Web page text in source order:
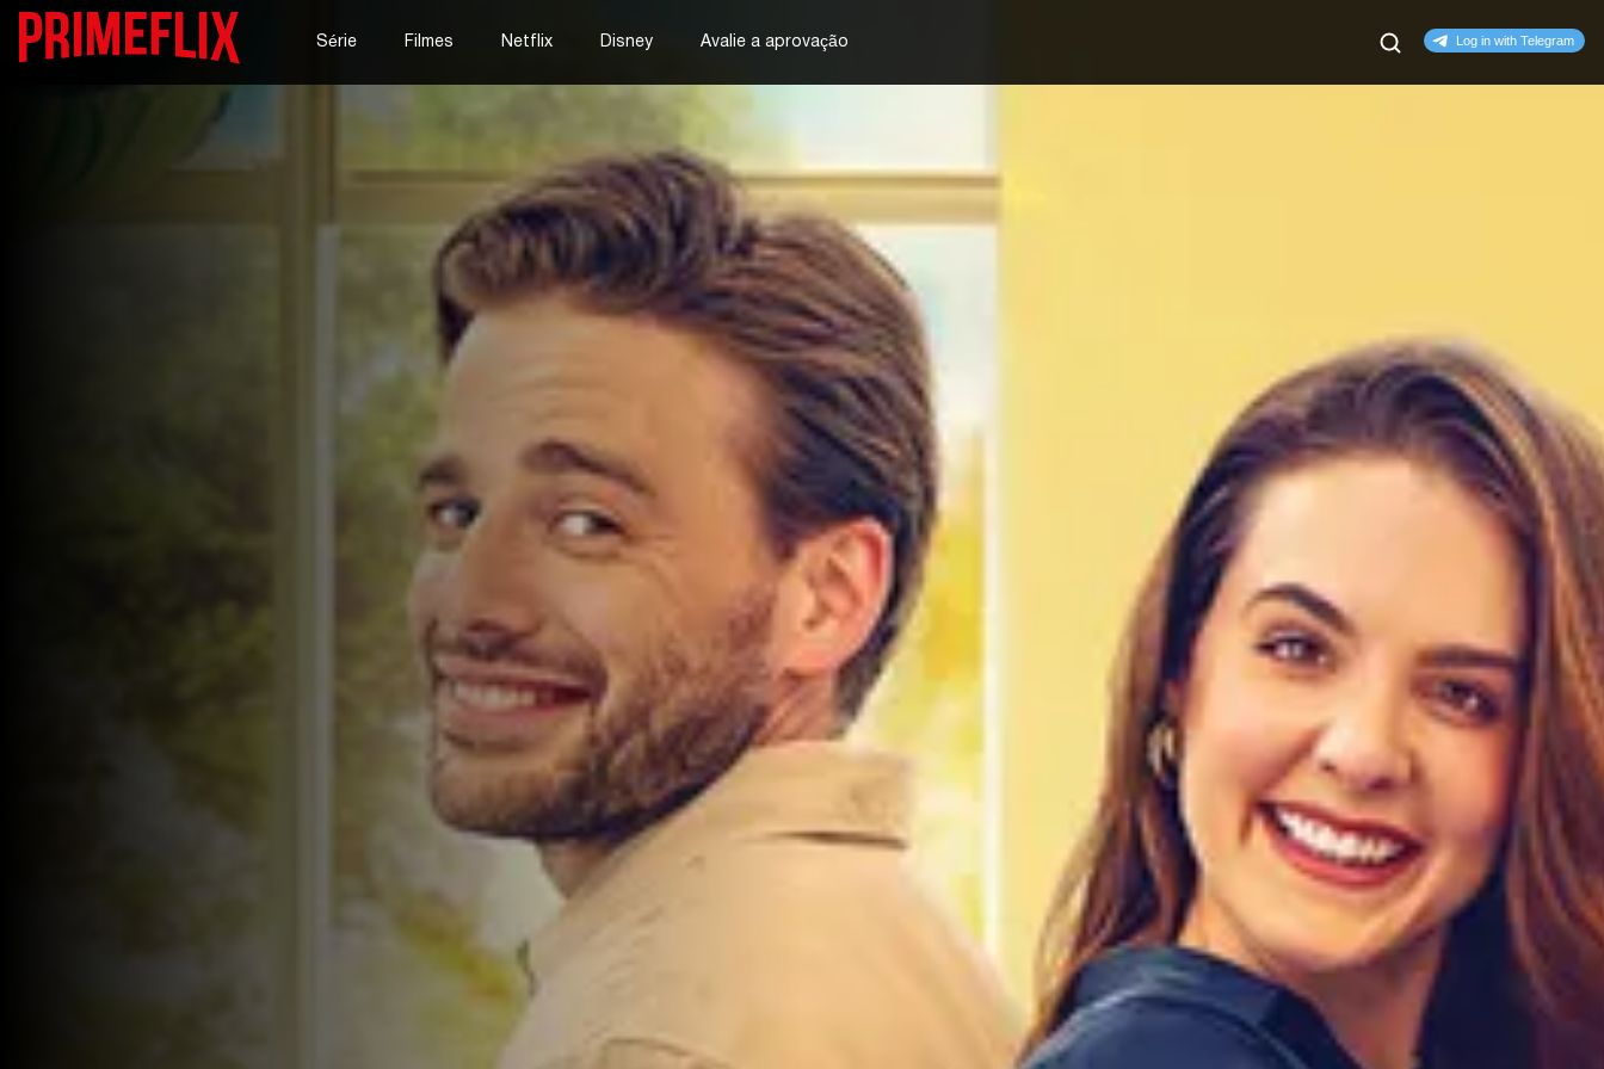
Série Filmes Netflix Disney Avalie a aprovação